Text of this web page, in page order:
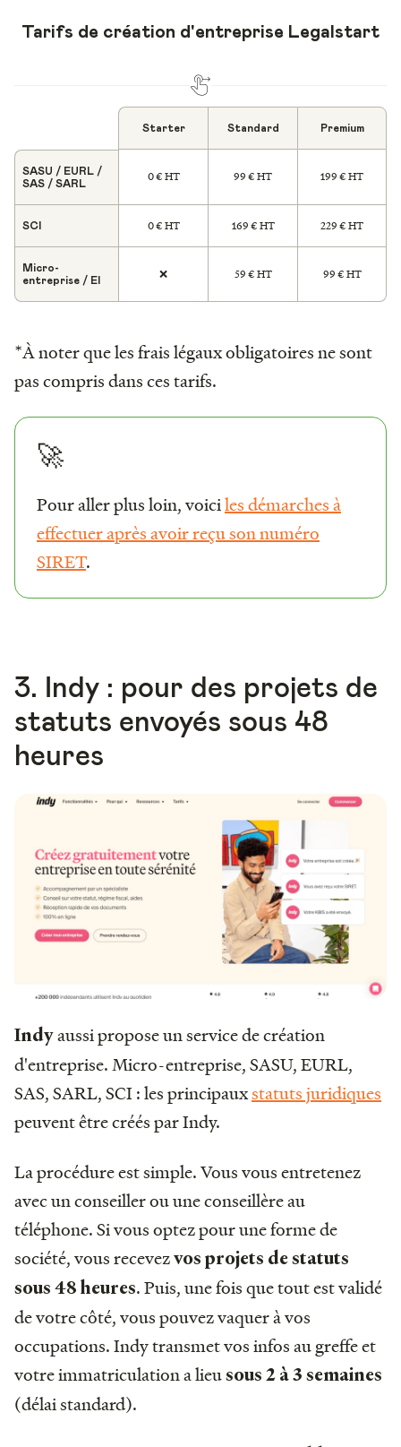
Tarifs de création d'entreprise Legalstart
Starter Standard Premium
SASU / EURL /
SAS / SARL
0 € HT 99 € HT 199 € HT
SCI 0 € HT 169 € HT 229 € HT
Micro-
entreprise / EI
❌ 59 € HT 99 € HT
*À noter que les frais légaux obligatoires ne sont
pas compris dans ces tarifs.
🚀
Pour aller plus loin, voiciles démarches à
effectuer après avoir reçu son numéro
SIRET.
3. Indy : pour des projets de
statuts envoyés sous 48
heures
Indyaussi propose un service de création
d'entreprise. Micro-entreprise, SASU, EURL,
SAS, SARL, SCI : les principauxstatuts juridiques
peuvent être créés par Indy.
La procédure est simple. Vous vous entretenez
avec un conseiller ou une conseillère au
téléphone. Si vous optez pour une forme de
société, vous recevezvos projets de statuts
sous 48 heures. Puis, une fois que tout est validé
de votre côté, vous pouvez vaquer à vos
occupations. Indy transmet vos infos au greffe et
votre immatriculation a lieusous 2 à 3 semaines
(délai standard).